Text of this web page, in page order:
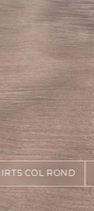
COL ROND